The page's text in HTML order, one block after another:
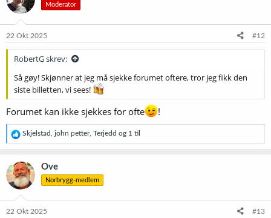
j
o
e
Moderator
22 Okt 2025 #12
RobertG skrev:
Så gøy! Skjønner at jeg må sjekke forumet oftere, tror jeg fikk den
siste billetten, vi sees!
Forumet kan ikke sjekkes for ofte !
R
e
a
k
s
j
o
e
Skjelstad john petter, Terjedd og 1 til
Ove
Norbrygg-medlem
22 Okt 2025 #13